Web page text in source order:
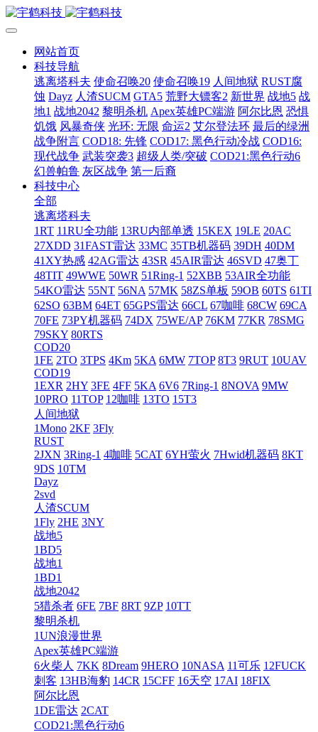
网站首页
科技导航
逃离塔科夫 使命召唤20 使命召唤19 人间地狱 RUST腐
蚀 Dayz 人渣SUCM GTA5 荒野大镖客2 新世界 战地5 战
地1 战地2042 黎明杀机 Apex英雄PC端游 阿尔比恩 恐惧
饥饿 风暴奇侠 光环: 无限 命运2 艾尔登法环 最后的绿洲
战争附言 COD18: 先锋 COD17: 黑色行动冷战 COD16:
现代战争 武装突袭3 超级人类/突破 COD21:黑色行动6
幻兽帕鲁 灰区战争 第一后裔
科技中心
全部
逃离塔科夫
1RT 11RU全功能 13RU内部单透 15KEX 19LE 20AC
27XDD 31FAST雷达 33MC 35TB机器码 39DH 40DM
41XY热感 42AG雷达 43SR 45AIR雷达 46SVD 47奥丁
48TIT 49WWE 50WR 51Ring-1 52XBB 53AIR全功能
54KO雷达 55NT 56NA 57MK 58ZS单板 59OB 60TS 61TI
62SO 63BM 64ET 65GPS雷达 66CL 67咖啡 68CW 69CA
70FE 73PY机器码 74DX 75WE/AP 76KM 77KR 78SMG
79SKY 80RTS
COD20
1FE 2TO 3TPS 4Km 5KA 6MW 7TOP 8T3 9RUT 10UAV
COD19
1EXR 2HY 3FE 4FF 5KA 6V6 7Ring-1 8NOVA 9MW
10PRO 11TOP 12咖啡 13TO 15T3
人间地狱
1Mono 2KF 3Fly
RUST
2JXN 3Ring-1 4咖啡 5CAT 6YH萤火 7Hwid机器码 8KT
9DS 10TM
Dayz
2svd
人渣SCUM
1Fly 2HE 3NY
战地5
1BD5
战地1
1BD1
战地2042
5猎杀者 6FE 7BF 8RT 9ZP 10TT
黎明杀机
1UN浪漫世界
Apex英雄PC端游
6火柴人 7KK 8Dream 9HERO 10NASA 11可乐 12FUCK
刺客 13HB海豹 14CR 15CFF 16天空 17AI 18FIX
阿尔比恩
1DE雷达 2CAT
COD21:黑色行动6